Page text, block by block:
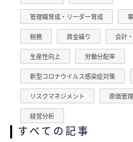
管理職育成・リーダー育成
税務 資金繰り 会計
生産性向上 労働分配率
新型コロナウイルス感染症対策
リスクマネジメント 原価管理
経営分析
すべての記事